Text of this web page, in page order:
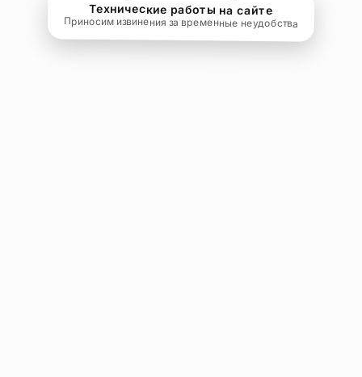
Технические работы на сайте
Приносим извинения за временные неудобства